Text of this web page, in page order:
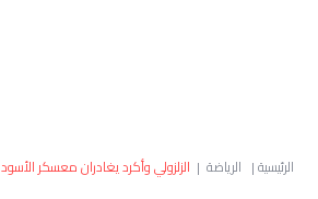
العالم الرئيسية| الرياضة | الزلزولي وأكرد يغادران معسكر الأسود